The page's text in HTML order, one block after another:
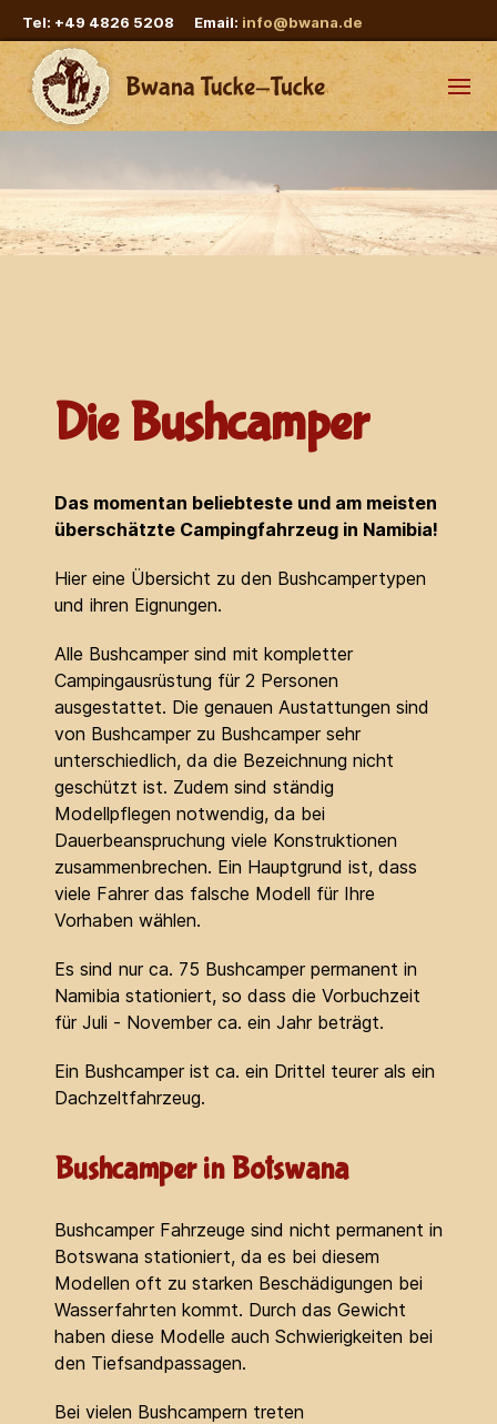
Tel: +49 4826 5208 Email: info@bwana.de
Die Bushcamper
Das momentan beliebteste und am meisten
überschätzte Campingfahrzeug in Namibia!
Hier eine Übersicht zu den Bushcampertypen
und ihren Eignungen.
Alle Bushcamper sind mit kompletter
Campingausrüstung für 2 Personen
ausgestattet. Die genauen Austattungen sind
von Bushcamper zu Bushcamper sehr
unterschiedlich, da die Bezeichnung nicht
geschützt ist. Zudem sind ständig
Modellpflegen notwendig, da bei
Dauerbeanspruchung viele Konstruktionen
zusammenbrechen. Ein Hauptgrund ist, dass
viele Fahrer das falsche Modell für Ihre
Vorhaben wählen.
Es sind nur ca. 75 Bushcamper permanent in
Namibia stationiert, so dass die Vorbuchzeit
für Juli - November ca. ein Jahr beträgt.
Ein Bushcamper ist ca. ein Drittel teurer als ein
Dachzeltfahrzeug.
Bushcamper in Botswana
Bushcamper Fahrzeuge sind nicht permanent in
Botswana stationiert, da es bei diesem
Modellen oft zu starken Beschädigungen bei
Wasserfahrten kommt. Durch das Gewicht
haben diese Modelle auch Schwierigkeiten bei
den Tiefsandpassagen.
Bei vielen Bushcampern treten